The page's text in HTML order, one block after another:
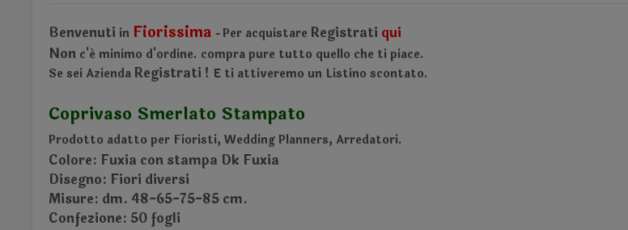
Benvenuti in Fiorissima - Per acquistare Registrati qui
Non c'é minimo d'ordine. compra pure tutto quello che ti piace.
Se sei Azienda Registrati ! E ti attiveremo un Listino scontato.
Coprivaso Smerlato Stampato
Prodotto adatto per Fioristi, Wedding Planners, Arredatori.
Colore: Fuxia con stampa Dk Fuxia
Disegno: Fiori diversi
Misure: dm. 48-65-75-85 cm.
Confezione: 50 fogli